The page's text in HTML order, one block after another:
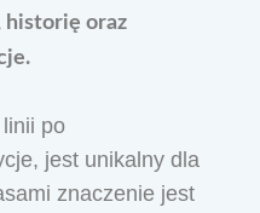
historię oraz
po
jest unikalny dla
znaczenie jest